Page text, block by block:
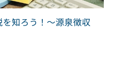
を知ろう！～源泉徴収